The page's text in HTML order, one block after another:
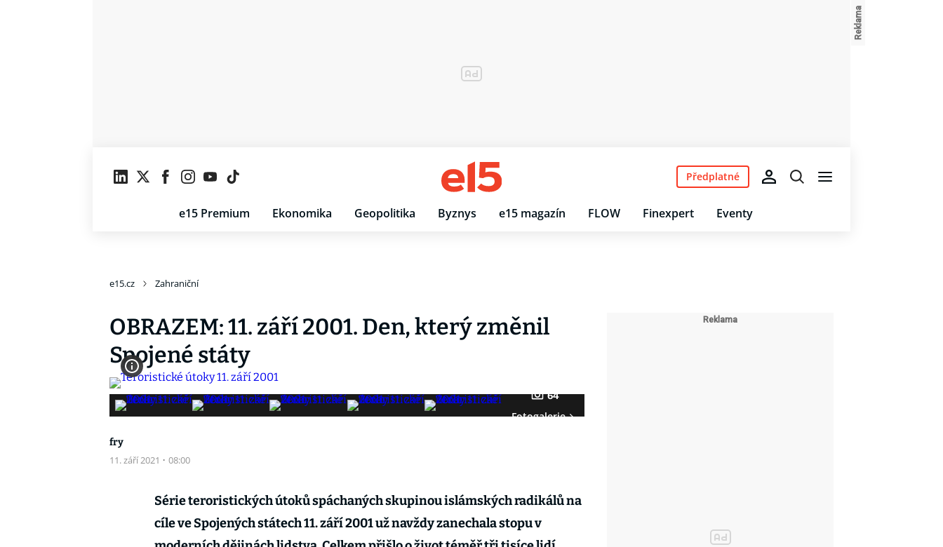
e15 Premium Ekonomika Geopolitika Byznys e15 magazín FLOW Finexpert Eventy
Předplatné
e15.cz Zahraniční
OBRAZEM: 11. září 2001. Den, který změnil
Spojené státy
64
Fotogalerie
fry
11. září 2021 · 08:00
Série teroristických útoků spáchaných skupinou islámských radikálů na
cíle ve Spojených státech 11. září 2001 už navždy zanechala stopu v